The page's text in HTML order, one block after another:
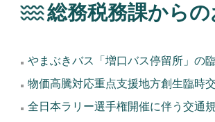
総務税務課から
やまぶきバス「増口バス停留所」の
物価高騰対応重点支援地方創生臨時
全日本ラリー選手権開催に伴う交通